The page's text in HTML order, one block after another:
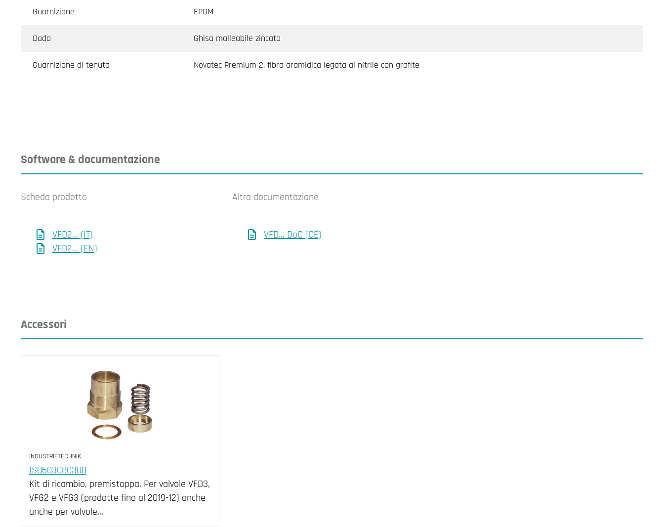
Guarnizione EPDM
Dado Ghisa malleabile zincata
Guarnizione di tenuta Novatec Premium 2, fibra aramidica legata al nitrile con grafite
Software & documentazione
Scheda prodotto
VFD2... (IT)
VFD2... (EN)
Altra documentazione
VFD... DoC (CE)
Accessori
INDUSTRIETECHNIK
IS0603080300
Kit di ricambio, premistoppa. Per valvole VFD3,
VFG2 e VFG3 (prodotte fino al 2019-12) anche
anche per valvole…